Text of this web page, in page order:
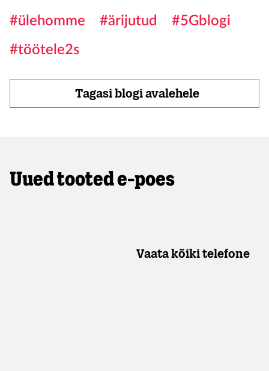
#ülehomme
#ärijutud
#5Gblogi
#töötele2s
Tagasi blogi avalehele
Uued tooted e-poes
Vaata kõiki telefone